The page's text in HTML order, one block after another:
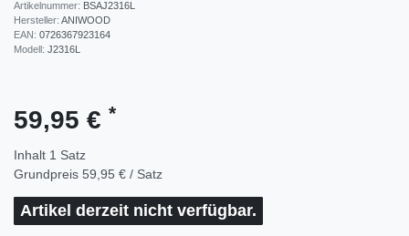
Artikelnummer: BSAJ2316L
Hersteller: ANIWOOD
EAN: 0726367923164
Modell: J2316L
59,95 € *
Inhalt 1 Satz
Grundpreis 59,95 € / Satz
Artikel derzeit nicht verfügbar.